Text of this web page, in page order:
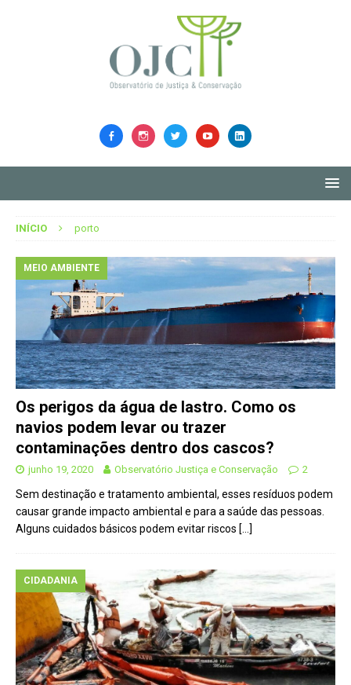
INÍCIO porto
MEIO AMBIENTE
Os perigos da água de lastro. Como os
navios podem levar ou trazer
contaminações dentro dos cascos?
junho 19, 2020 Observatório Justiça e Conservação 2
Sem destinação e tratamento ambiental, esses resíduos podem
causar grande impacto ambiental e para a saúde das pessoas.
Alguns cuidados básicos podem evitar riscos […]
CIDADANIA